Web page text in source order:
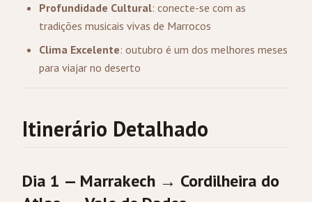
Profundidade Cultural: conecte-se com as
tradições musicais vivas de Marrocos
Clima Excelente: outubro é um dos melhores meses
para viajar no deserto
Itinerário Detalhado
Dia 1 — Marrakech → Cordilheira do